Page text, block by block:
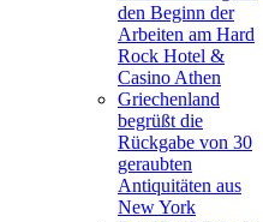
den Beginn der
Arbeiten am Hard
Rock Hotel &
Casino Athen
Griechenland
begrüßt die
Rückgabe von 30
geraubten
Antiquitäten aus
New York